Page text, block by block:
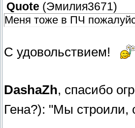
Quote (Эмилия3671)
Меня тоже в ПЧ
С удовольствием!
DashaZh, спасибо
Гена?): "Мы строили,